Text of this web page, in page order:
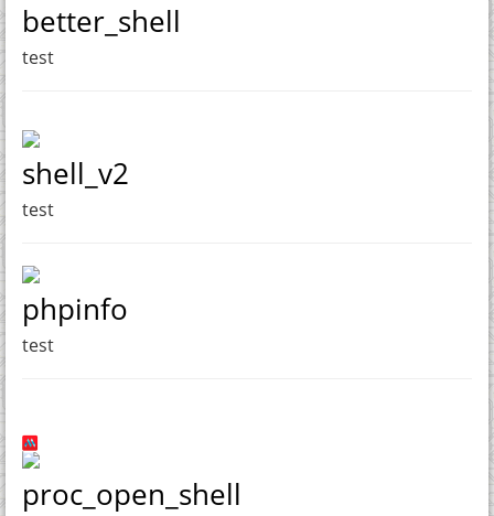
better_shell
test
shell_v2
test
phpinfo
test
proc_open_shell